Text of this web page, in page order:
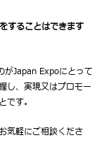
することはできます
がJapan Expoにとって
し、実現又はプロモー
です。
気軽にご相談くださ